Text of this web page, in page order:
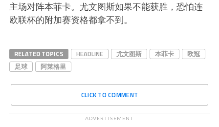
主场对阵本菲卡。尤文图斯如果不能获胜，恐怕连
欧联杯的附加赛资格都拿不到。
RELATED TOPICS HEADLINE 尤文图斯 本菲卡
欧冠
足球
阿莱格里
CLICK TO COMMENT
ADVERTISEMENT